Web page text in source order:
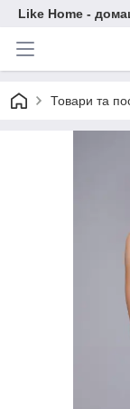
Like Home -
Товари та